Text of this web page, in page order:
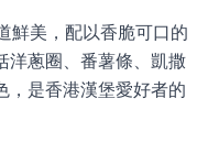
鮮美，配以香脆可口的
洋蔥圈、番薯條、凱撒
，是香港漢堡愛好者的